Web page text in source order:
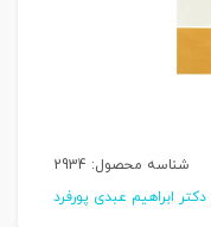
شناسه محصول: 2934
دکتر ابراهیم عبدی پورفرد